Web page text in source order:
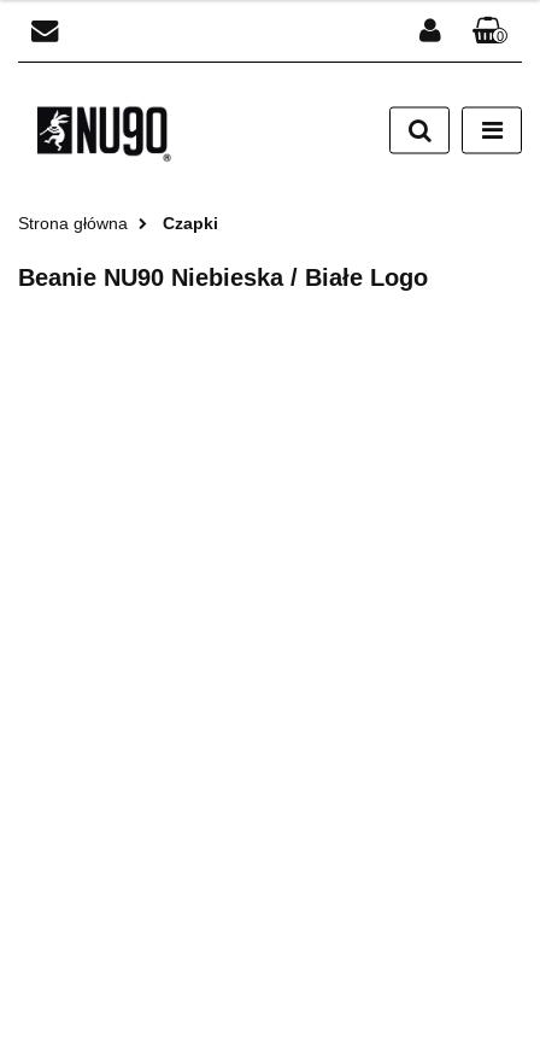
Zarejestruj się
0
Strona główna Czapki
Beanie NU90 Niebieska / Białe Logo